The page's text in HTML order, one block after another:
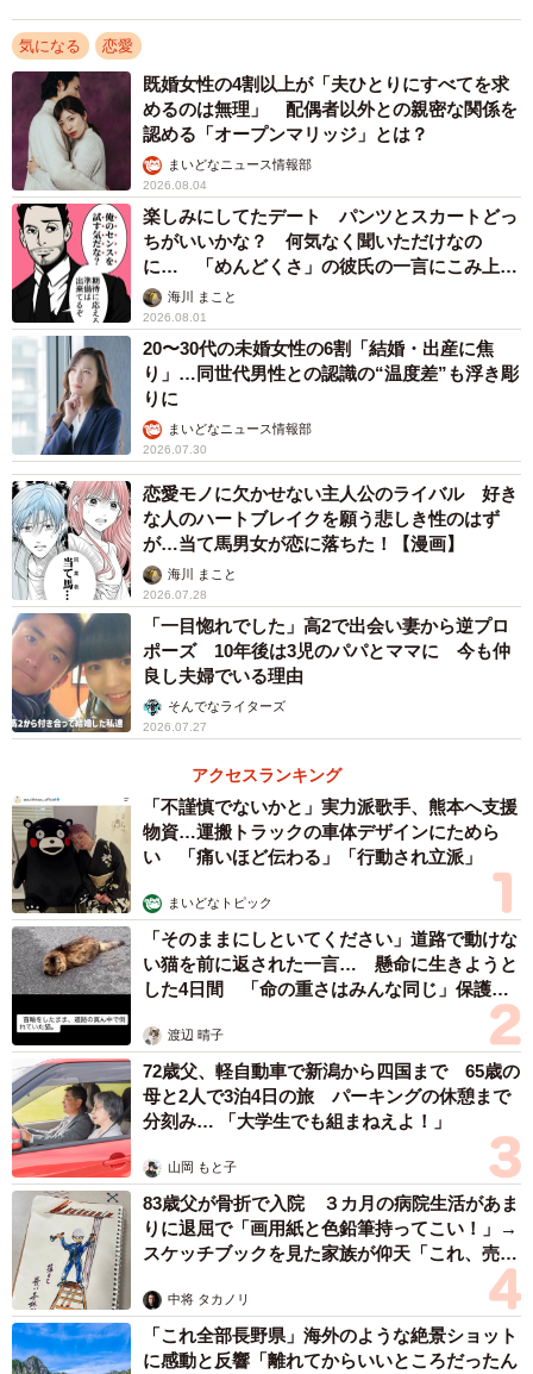
（64.0%）でした。
【出典】ソニー生命調べ／＜47都道府県別 生活意識調査
2025-26年版＞
https://www.sonylife.co.jp/company/news/2025/files/260126
_newsletter.pdf
気になる 恋愛
既婚女性の4割以上が「夫ひとりにすべてを求
めるのは無理」 配偶者以外との親密な関係を
認める「オープンマリッジ」とは？
まいどなニュース情報部
2026.08.04
楽しみにしてたデート パンツとスカートどっ
ちがいいかな？ 何気なく聞いただけなの
に… 「めんどくさ」の彼氏の一言にこみ上げ
る寂しさ【漫画】
海川 まこと
2026.08.01
20〜30代の未婚女性の6割「結婚・出産に焦
り」…同世代男性との認識の“温度差”も浮き彫
りに
まいどなニュース情報部
2026.07.30
恋愛モノに欠かせない主人公のライバル 好き
な人のハートブレイクを願う悲しき性のはず
が…当て馬男女が恋に落ちた！【漫画】
海川 まこと
2026.07.28
「一目惚れでした」高2で出会い妻から逆プロ
ポーズ 10年後は3児のパパとママに 今も仲
良し夫婦でいる理由
そんでなライターズ
2026.07.27
アクセスランキング
「不謹慎でないかと」実力派歌手、熊本へ支援
物資…運搬トラックの車体デザインにためら
い 「痛いほど伝わる」「行動され立派」
まいどなトピック
「そのままにしといてください」道路で動けな
い猫を前に返された一言… 懸命に生きようと
した4日間 「命の重さはみんな同じ」保護団
渡辺 晴子
72歳父、軽自動車で新潟から四国まで 65歳の
母と2人で3泊4日の旅 パーキングの休憩まで
分刻み… 「大学生でも組まねえよ！」
山岡 もと子
83歳父が骨折で入院 ３カ月の病院生活があま
りに退屈で「画用紙と色鉛筆持ってこい！」→
スケッチブックを見た家族が仰天「これ、売れ
中将 タカノリ
「これ全部長野県」海外のような絶景ショット
に感動と反響「離れてからいいところだったん